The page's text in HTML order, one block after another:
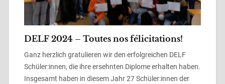
DELF 2024 – Toutes nos félicitations!
Ganz herzlich gratulieren wir den erfolgreichen DELF
Schüler:innen, die ihre ersehnten Diplome erhalten haben.
Insgesamt haben in diesem Jahr 27 Schüler:innen der